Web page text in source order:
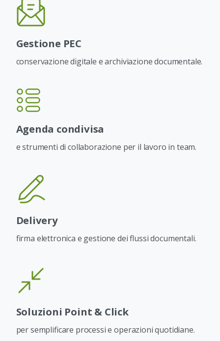
Gestione PEC
conservazione digitale e archiviazione documentale.
Agenda condivisa
e strumenti di collaborazione per il lavoro in team.
Delivery
firma elettronica e gestione dei flussi documentali.
Soluzioni Point & Click
per semplificare processi e operazioni quotidiane.